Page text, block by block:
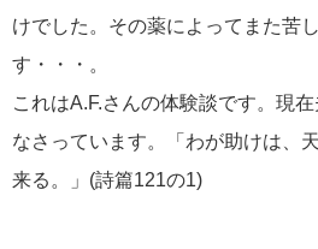
けでした。その薬によってまた苦
す・・・。
これはA.F.さんの体験談です。現
なさっています。「わが助けは、
来る。」(詩篇121の1)